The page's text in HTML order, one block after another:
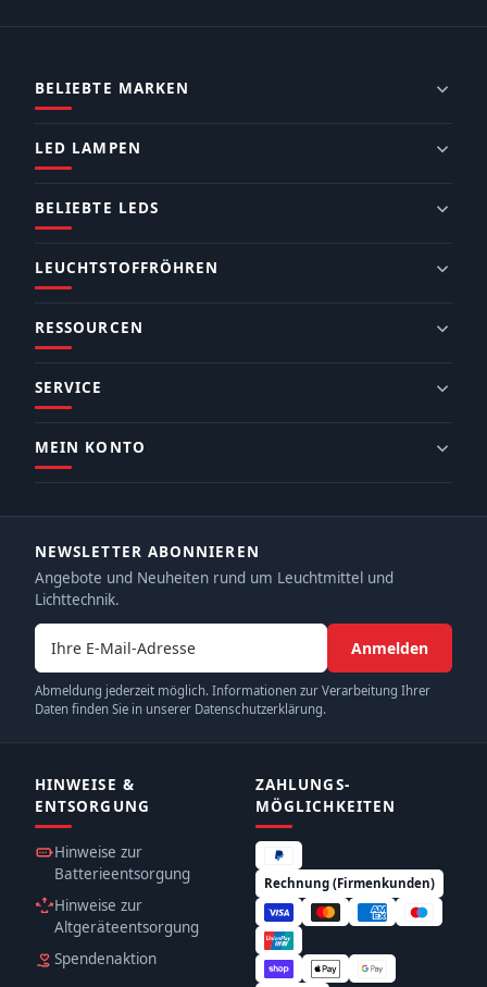
BELIEBTE MARKEN
LED LAMPEN
BELIEBTE LEDS
LEUCHTSTOFFRÖHREN
RESSOURCEN
SERVICE
MEIN KONTO
NEWSLETTER ABONNIEREN
Angebote und Neuheiten rund um Leuchtmittel und
Lichttechnik.
E-Mail-Adresse
Anmelden
Abmeldung jederzeit möglich. Informationen zur Verarbeitung Ihrer
Daten finden Sie in unserer Datenschutzerklärung.
HINWEISE &
ENTSORGUNG
Hinweise zur
Batterieentsorgung
Hinweise zur
Altgeräteentsorgung
Spendenaktion
ZAHLUNGS­
MÖGLICHKEITEN
Rechnung (Firmenkunden)